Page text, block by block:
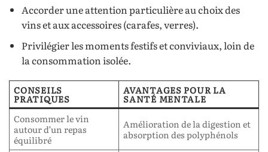
Accorder une attention particulière au choix des
vins et aux accessoires (carafes, verres).
Privilégier les moments festifs et conviviaux, loin de
la consommation isolée.
CONSEILS
PRATIQUES
AVANTAGES POUR LA
SANTÉ MENTALE
Consommer le vin
autour d’un repas
équilibré
Amélioration de la digestion et
absorption des polyphénols